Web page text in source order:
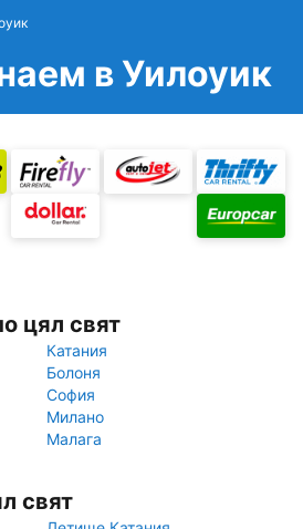
в Уилоуик
цял свят
Катания
Болоня
София
Милано
Малага
свят